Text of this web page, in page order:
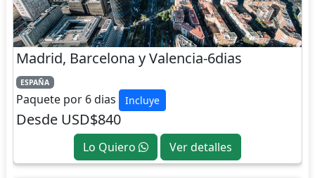
Madrid, Barcelona y Valencia-6dias
ESPAÑA
Paquete por 6 dias Incluye
Desde USD$840
Lo Quiero Ver detalles